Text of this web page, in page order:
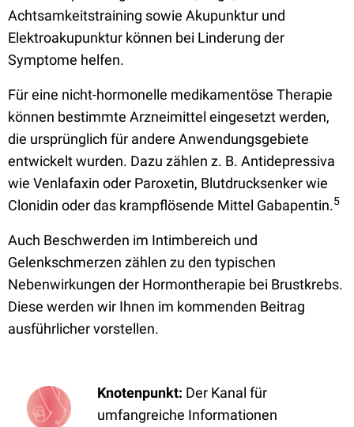
Achtsamkeitstraining sowie Akupunktur und
Elektroakupunktur können bei Linderung der
Symptome helfen.
Für eine nicht-hormonelle medikamentöse Therapie
können bestimmte Arzneimittel eingesetzt werden,
die ursprünglich für andere Anwendungsgebiete
entwickelt wurden. Dazu zählen z. B. Antidepressiva
wie Venlafaxin oder Paroxetin, Blutdrucksenker wie
Clonidin oder das krampflösende Mittel Gabapentin.5
Auch Beschwerden im Intimbereich und
Gelenkschmerzen zählen zu den typischen
Nebenwirkungen der Hormontherapie bei Brustkrebs.
Diese werden wir Ihnen im kommenden Beitrag
ausführlicher vorstellen.
Knotenpunkt: Der Kanal für
umfangreiche Informationen